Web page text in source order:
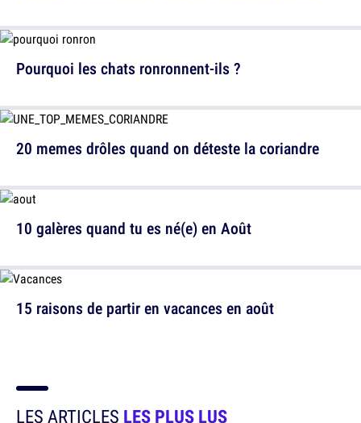
Pourquoi les chats ronronnent-ils ?
10 galères quand tu es né(e) en Août
20 memes drôles quand on déteste la coriandre
15 raisons de partir en vacances en août
LES ARTICLES LES PLUS LUS